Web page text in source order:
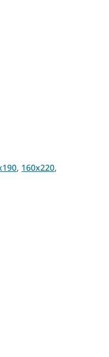
, 160x220,